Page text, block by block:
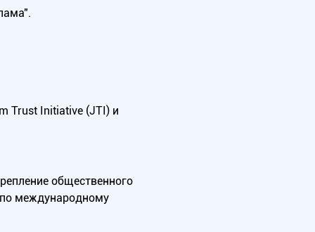
Trust Initiative (JTI) и
общественного
международному